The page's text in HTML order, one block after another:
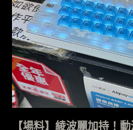
【場料】綾波麗加持！